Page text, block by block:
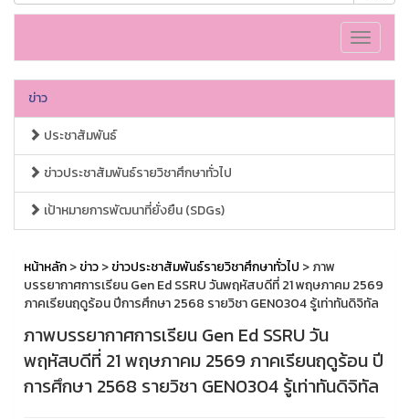
Toggle
ข่าว
ประชาสัมพันธ์
ข่าวประชาสัมพันธ์รายวิชาศึกษาทั่วไป
เป้าหมายการพัฒนาที่ยั่งยืน (SDGs)
หน้าหลัก>ข่าว>ข่าวประชาสัมพันธ์รายวิชาศึกษาทั่วไป > ภาพ
บรรยากาศการเรียน Gen Ed SSRU วันพฤหัสบดีที่ 21 พฤษภาคม 2569
ภาคเรียนฤดูร้อน ปีการศึกษา 2568 รายวิชา GEN0304 รู้เท่าทันดิจิทัล
ภาพบรรยากาศการเรียน Gen Ed SSRU วัน
พฤหัสบดีที่ 21 พฤษภาคม 2569 ภาคเรียนฤดูร้อน ปี
การศึกษา 2568 รายวิชา GEN0304 รู้เท่าทันดิจิทัล